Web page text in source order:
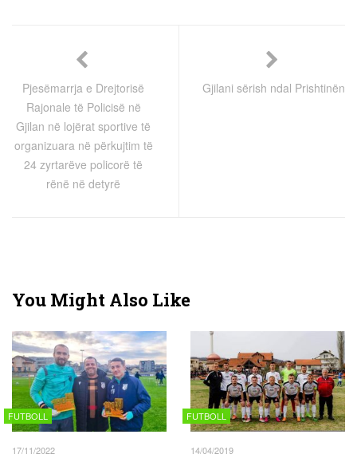
Pjesëmarrja e Drejtorisë
Rajonale të Policisë në
Gjilan në lojërat sportive të
organizuara në përkujtim të
24 zyrtarëve policorë të
rënë në detyrë
Gjilani sërish ndal Prishtinën
You Might Also Like
FUTBOLL
17/11/2022
FUTBOLL
14/04/2019